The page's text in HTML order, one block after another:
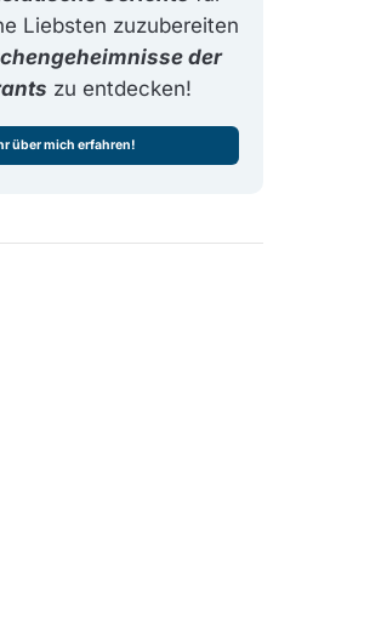
Liebsten zuzubereiten
der
zu entdecken!
über mich erfahren!